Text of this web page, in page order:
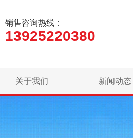
销售咨询热线：
13925220380
关于我们 新闻动态